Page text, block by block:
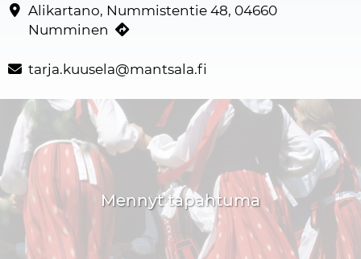
Alikartanon museon kesäkauden avauksessa ohjelmassa on
Yhteystiedot
Alikartano, Nummistentie 48, 04660
Numminen
tarja.kuusela@mantsala.fi
Mennyt tapahtuma